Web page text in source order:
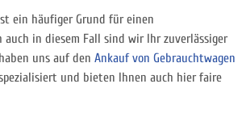
ein häufiger Grund für einen
auch in diesem Fall sind wir Ihr zuverlässiger
uns auf den Ankauf von Gebrauchtwagen
und bieten Ihnen auch hier faire